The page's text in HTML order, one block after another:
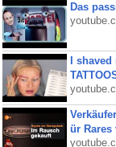
Das
I
ür Rares